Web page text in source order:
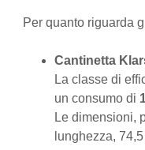
Per quanto riguarda
Cantinetta
La classe di
un consumo di
Le dimensioni,
lunghezza,